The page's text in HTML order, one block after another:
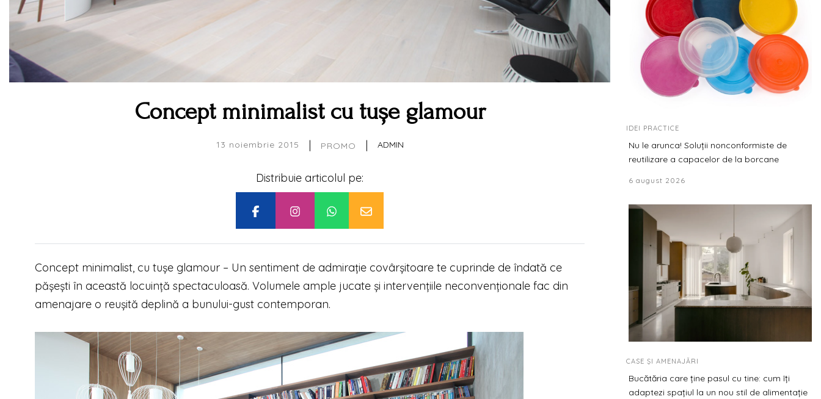
Concept minimalist cu tușe glamour
13 noiembrie 2015 | PROMO | ADMIN
Distribuie articolul pe:
Concept minimalist, cu tușe glamour – Un sentiment de admirație covârșitoare te cuprinde de îndată ce
pășești în această locuință spectaculoasă. Volumele ample jucate și intervențiile neconvenționale fac din
amenajare o reușită deplină a bunului-gust contemporan.
IDEI PRACTICE
Nu le arunca! Soluții nonconformiste de
reutilizare a capacelor de la borcane
6 august 2026
CASE ȘI AMENAJĂRI
Bucătăria care ține pasul cu tine: cum îți
adaptezi spațiul la un nou stil de alimentație